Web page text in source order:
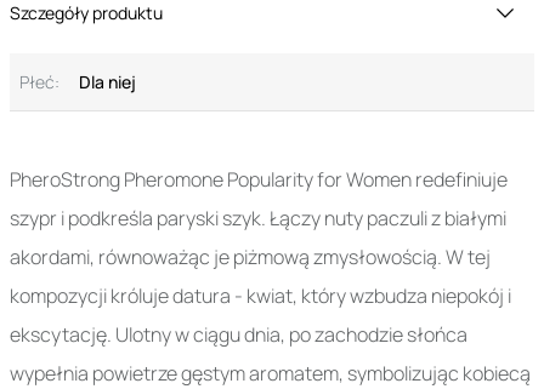
PheroStrong Pheromone Popularity for Women redefiniuje
szypr i podkreśla paryski szyk. Łączy nuty paczuli z białymi
akordami, równoważąc je piżmową zmysłowością. W tej
kompozycji króluje datura - kwiat, który wzbudza niepokój i
ekscytację. Ulotny w ciągu dnia, po zachodzie słońca
wypełnia powietrze gęstym aromatem, symbolizując kobiecą
Szczegóły produktu
Płeć: Dla niej